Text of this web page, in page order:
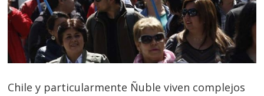
Chile y particularmente Ñuble viven complejos